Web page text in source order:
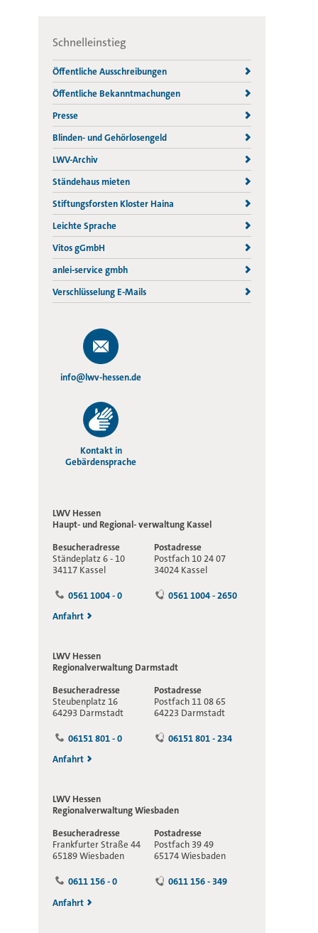
Schnelleinstieg
Öffentliche Ausschreibungen
Öffentliche Bekanntmachungen
Presse
Blinden- und Gehörlosengeld
LWV-Archiv
Ständehaus mieten
Stiftungsforsten Kloster Haina
Leichte Sprache
Vitos gGmbH
anlei-service gmbh
Verschlüsselung E-Mails
info@lwv-hessen.de
Kontakt in
Gebärdensprache
LWV Hessen
Haupt- und Regional-verwaltung Kassel
Besucheradresse
Ständeplatz 6 - 10
34117 Kassel
Postadresse
Postfach 10 24 07
34024 Kassel
0561 1004 - 0
0561 1004 - 2650
Anfahrt
LWV Hessen
Regionalverwaltung Darmstadt
Besucheradresse
Steubenplatz 16
64293 Darmstadt
Postadresse
Postfach 11 08 65
64223 Darmstadt
06151 801 - 0
06151 801 - 234
Anfahrt
LWV Hessen
RegionalverwaltungWiesbaden
Besucheradresse
Frankfurter Straße 44
65189 Wiesbaden
Postadresse
Postfach 39 49
65174 Wiesbaden
0611 156 - 0
0611 156 - 349
Anfahrt